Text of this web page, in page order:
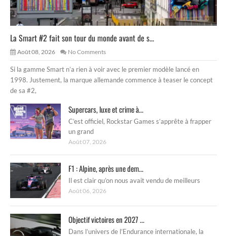
La Smart #2 fait son tour du monde avant de s...
Août 08, 2026 No Comments
Si la gamme Smart n’a rien à voir avec le premier modèle lancé en
1998. Justement, la marque allemande commence à teaser le concept
de sa #2,
Supercars, luxe et crime à...
C’est officiel, Rockstar Games s’apprête à frapper
un grand
Août 07, 2026
F1 : Alpine, après une dem...
Il est clair qu’on nous avait vendu de meilleurs
Août 06, 2026
Objectif victoires en 2027 ...
Dans l’univers de l’Endurance internationale, la